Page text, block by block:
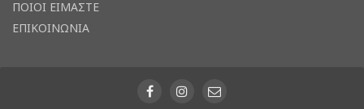
ΠΟΙΟΙ ΕΙΜΑΣΤΕ
ΕΠΙΚΟΙΝΩΝΙΑ